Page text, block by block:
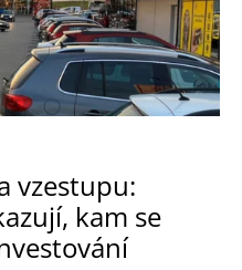
vzestupu:
kam se